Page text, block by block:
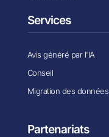
Services
Avis généré par l'IA
Conseil
Migration des données
Partenariats